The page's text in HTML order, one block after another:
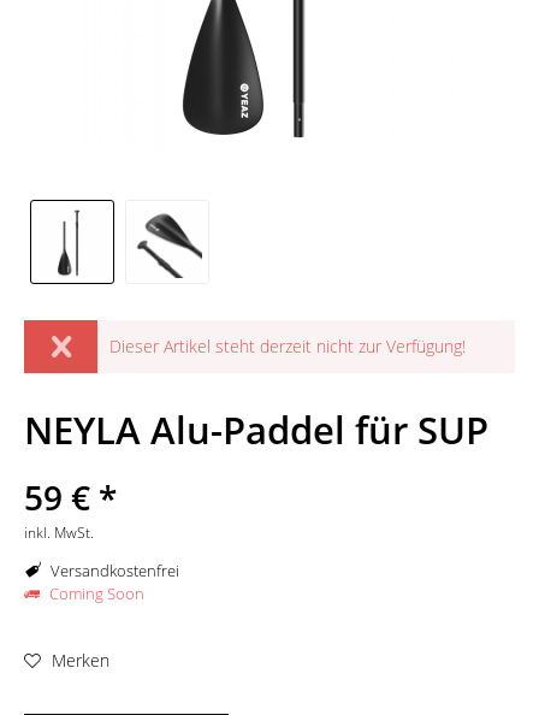
Dieser Artikel steht derzeit nicht zur Verfügung!
NEYLA Alu-Paddel für SUP
59 € *
inkl. MwSt.
Versandkostenfrei
Coming Soon
Merken